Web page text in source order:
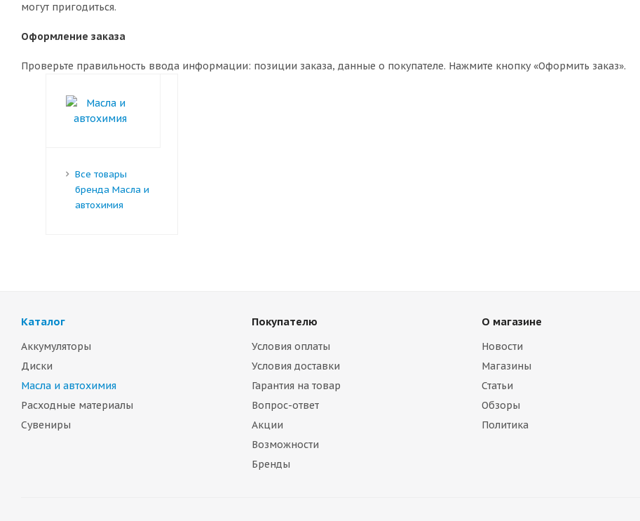
могут пригодиться.
Оформление заказа
Проверьте правильность ввода информации: позиции заказа, данные о покупателе. Нажмите кнопку «Оформить заказ».
Все товары
бренда Масла и
автохимия
Каталог
Аккумуляторы
Диски
Масла и автохимия
Расходные материалы
Сувениры
Покупателю
Условия оплаты
Условия доставки
Гарантия на товар
Вопрос-ответ
Акции
Возможности
Бренды
О магазине
Новости
Магазины
Статьи
Обзоры
Политика